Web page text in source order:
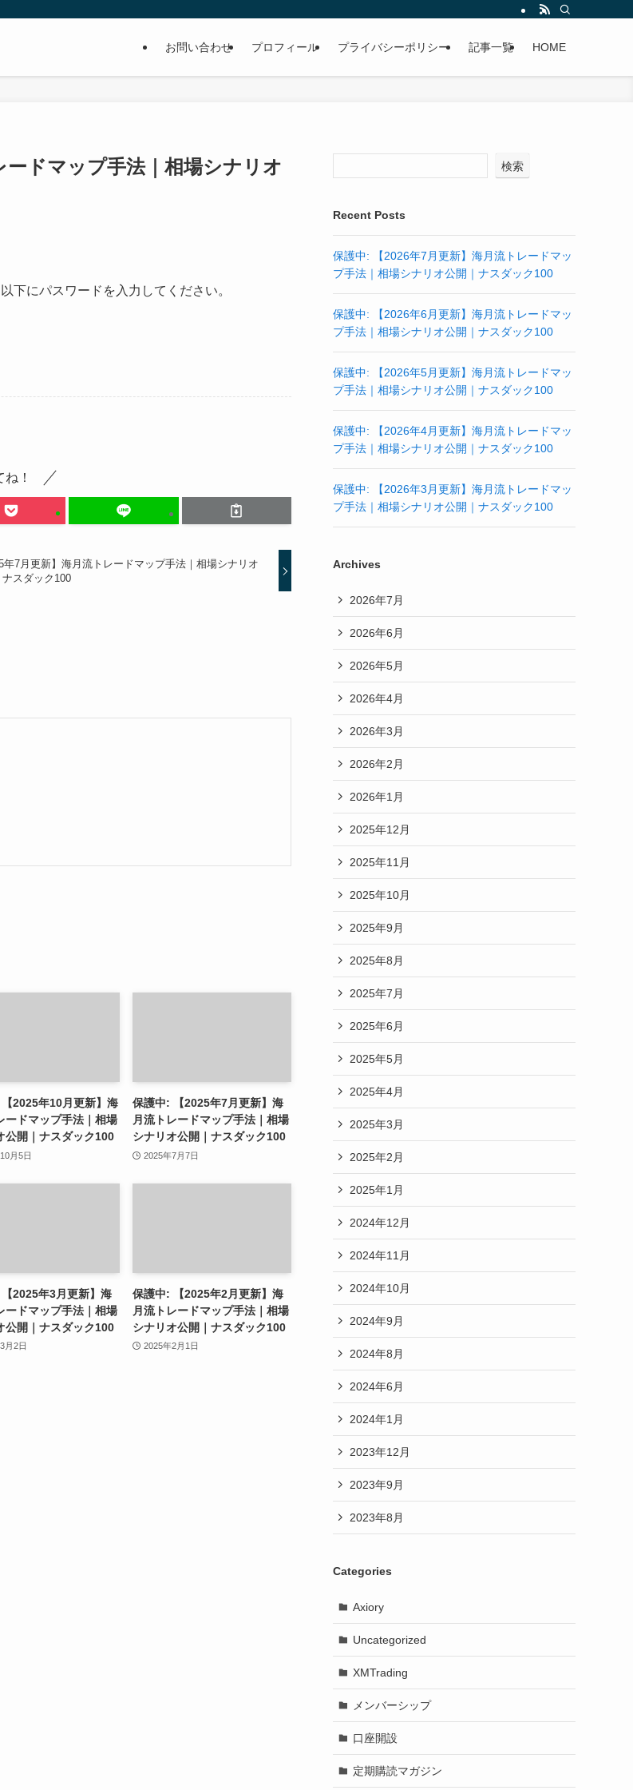
お問い合わせ プロフィール プライバシーポリシー 記事一覧 HOME
ドマップ手法｜相場シナリオ
下にパスワードを入力してください。
！
年7月更新】海月流トレードマップ手法｜相場シナリオ
ナスダック100
2025年10月更新】海
ードマップ手法｜相場
公開｜ナスダック100
月5日
保護中: 【2025年7月更新】海
月流トレードマップ手法｜相場
シナリオ公開｜ナスダック100
2025年7月7日
2025年3月更新】海
ードマップ手法｜相場
公開｜ナスダック100
月2日
保護中: 【2025年2月更新】海
月流トレードマップ手法｜相場
シナリオ公開｜ナスダック100
2025年2月1日
検索
Recent Posts
保護中: 【2026年7月更新】海月流トレードマッ
プ手法｜相場シナリオ公開｜ナスダック100
保護中: 【2026年6月更新】海月流トレードマッ
プ手法｜相場シナリオ公開｜ナスダック100
保護中: 【2026年5月更新】海月流トレードマッ
プ手法｜相場シナリオ公開｜ナスダック100
保護中: 【2026年4月更新】海月流トレードマッ
プ手法｜相場シナリオ公開｜ナスダック100
保護中: 【2026年3月更新】海月流トレードマッ
プ手法｜相場シナリオ公開｜ナスダック100
Archives
2026年7月
2026年6月
2026年5月
2026年4月
2026年3月
2026年2月
2026年1月
2025年12月
2025年11月
2025年10月
2025年9月
2025年8月
2025年7月
2025年6月
2025年5月
2025年4月
2025年3月
2025年2月
2025年1月
2024年12月
2024年11月
2024年10月
2024年9月
2024年8月
2024年6月
2024年1月
2023年12月
2023年9月
2023年8月
Categories
Axiory
Uncategorized
XMTrading
メンバーシップ
口座開設
定期購読マガジン